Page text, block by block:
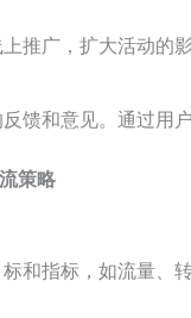
推广，扩大活动的
馈和意见。通过用
策略
和指标，如流量、